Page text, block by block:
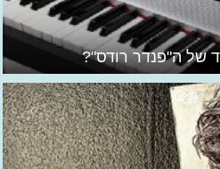
של ה"פנדר רודס"?